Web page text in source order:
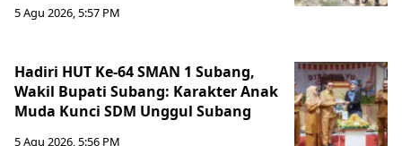
5 Agu 2026, 5:57 PM
Hadiri HUT Ke-64 SMAN 1 Subang,
Wakil Bupati Subang: Karakter Anak
Muda Kunci SDM Unggul Subang
5 Agu 2026, 5:56 PM